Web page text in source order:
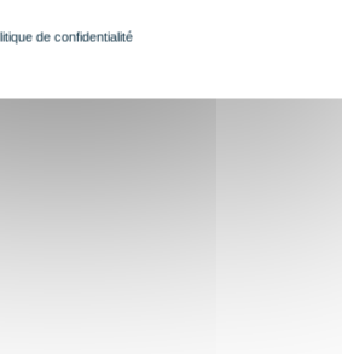
de confidentialité